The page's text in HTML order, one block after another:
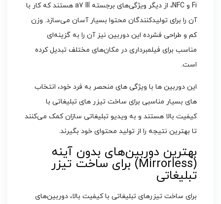
Fi و NFC، از دیگر ویژگی‌های برجسته a7 III هستند که کار با
آن را برای تولیدکنندگان محتوا بسیار آسان می‌سازد. وزن
کم و طراحی فشرده این دوربین نیز آن را به گزینه‌ای
مناسب برای فیلمبرداری در مکان‌های مختلف تبدیل کرده
است.
این دوربین‌ ها با ویژگی‌ های منحصر به فرد خود، انتخاب‌
های بسیار مناسبی برای ساخت تیزر های تبلیغاتی با
کیفیت بالا هستند و به ویدیو تبلیغاتی سازان کمک می‌کنند
تا بهترین نتیجه را از تولید محتوای خود بگیرند.
بهترین دوربین‌های بدون آینه
(Mirrorless) برای ساخت تیزر
تبلیغاتی
برای ساخت تیزرهای تبلیغاتی با کیفیت بالا، دوربین‌های